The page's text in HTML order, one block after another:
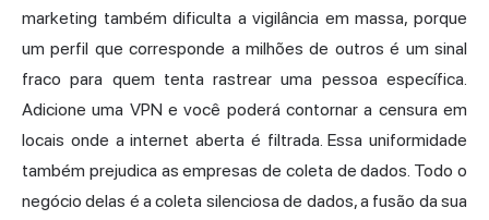
marketing também dificulta a vigilância em massa, porque
um perfil que corresponde a milhões de outros é um sinal
fraco para quem tenta rastrear uma pessoa específica.
Adicione uma VPN e você poderá contornar a censura em
locais onde a internet aberta é filtrada. Essa uniformidade
também prejudica as empresas de coleta de dados. Todo o
negócio delas é a coleta silenciosa de dados, a fusão da sua